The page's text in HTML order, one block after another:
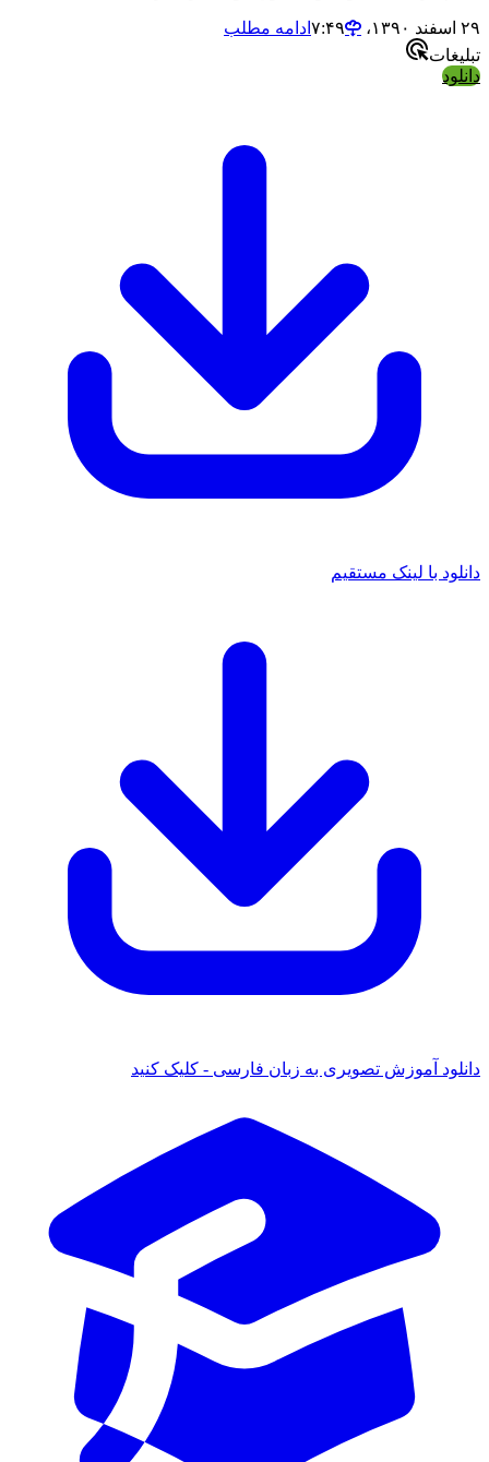
۲۹ اسفند ۱۳۹۰،‏ ۷:۴۹
ادامه مطلب
تبلیغات
دانلود
دانلود با لینک مستقیم
دانلود آموزش تصویری به زبان فارسی - کلیک کنید